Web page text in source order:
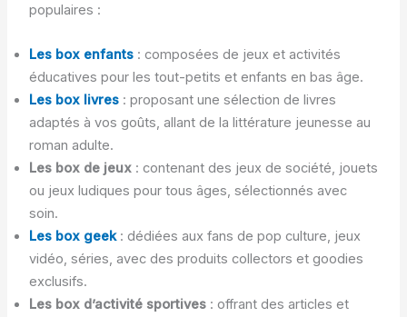
populaires :
Les box enfants: composées de jeux et activités
éducatives pour les tout-petits et enfants en bas âge.
Les box livres: proposant une sélection de livres
adaptés à vos goûts, allant de la littérature jeunesse au
roman adulte.
Les box de jeux: contenant des jeux de société, jouets
ou jeux ludiques pour tous âges, sélectionnés avec
soin.
Les box geek: dédiées aux fans de pop culture, jeux
vidéo, séries, avec des produits collectors et goodies
exclusifs.
Les box d’activité sportives: offrant des articles et